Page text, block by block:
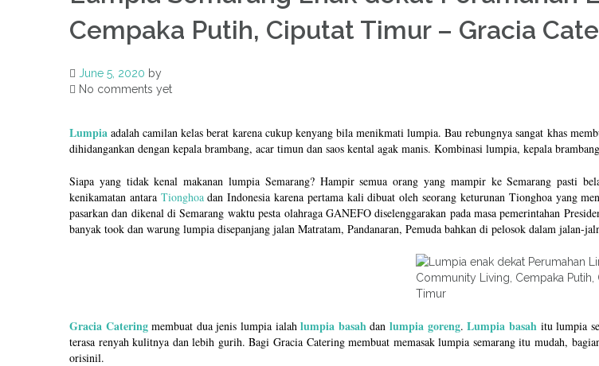
Cempaka Putih, Ciputat Timur – Gracia
June 5, 2020 by
No comments yet
Lumpiaadalah camilan kelas berat karena cukup kenyang bila menikmati lumpia. Bau rebungnya sangat khas
dihidangankan dengan kepala brambang, acar timun dan saos kental agak manis. Kombinasi lumpia, kepala
Siapa yang tidak kenal makanan lumpia Semarang? Hampir semua orang yang mampir ke Semarang pasti
kenikamatan antara Tionghoadan Indonesia karena pertama kali dibuat oleh seorang keturunan Tionghoa yang
pasarkan dan dikenal di Semarang waktu pesta olahraga GANEFO diselenggarakan pada masa pemerintahan
banyak took dan warung lumpia disepanjang jalan Matratam, Pandanaran, Pemuda bahkan di pelosok dalam jalan-
Gracia Cateringmembuat dua jenis lumpia ialahlumpia basahdanlumpia goreng.Lumpia basahitu lumpia
terasa renyah kulitnya dan lebih gurih. Bagi Gracia Catering membuat memasak lumpia semarang itu mudah,
orisinil.